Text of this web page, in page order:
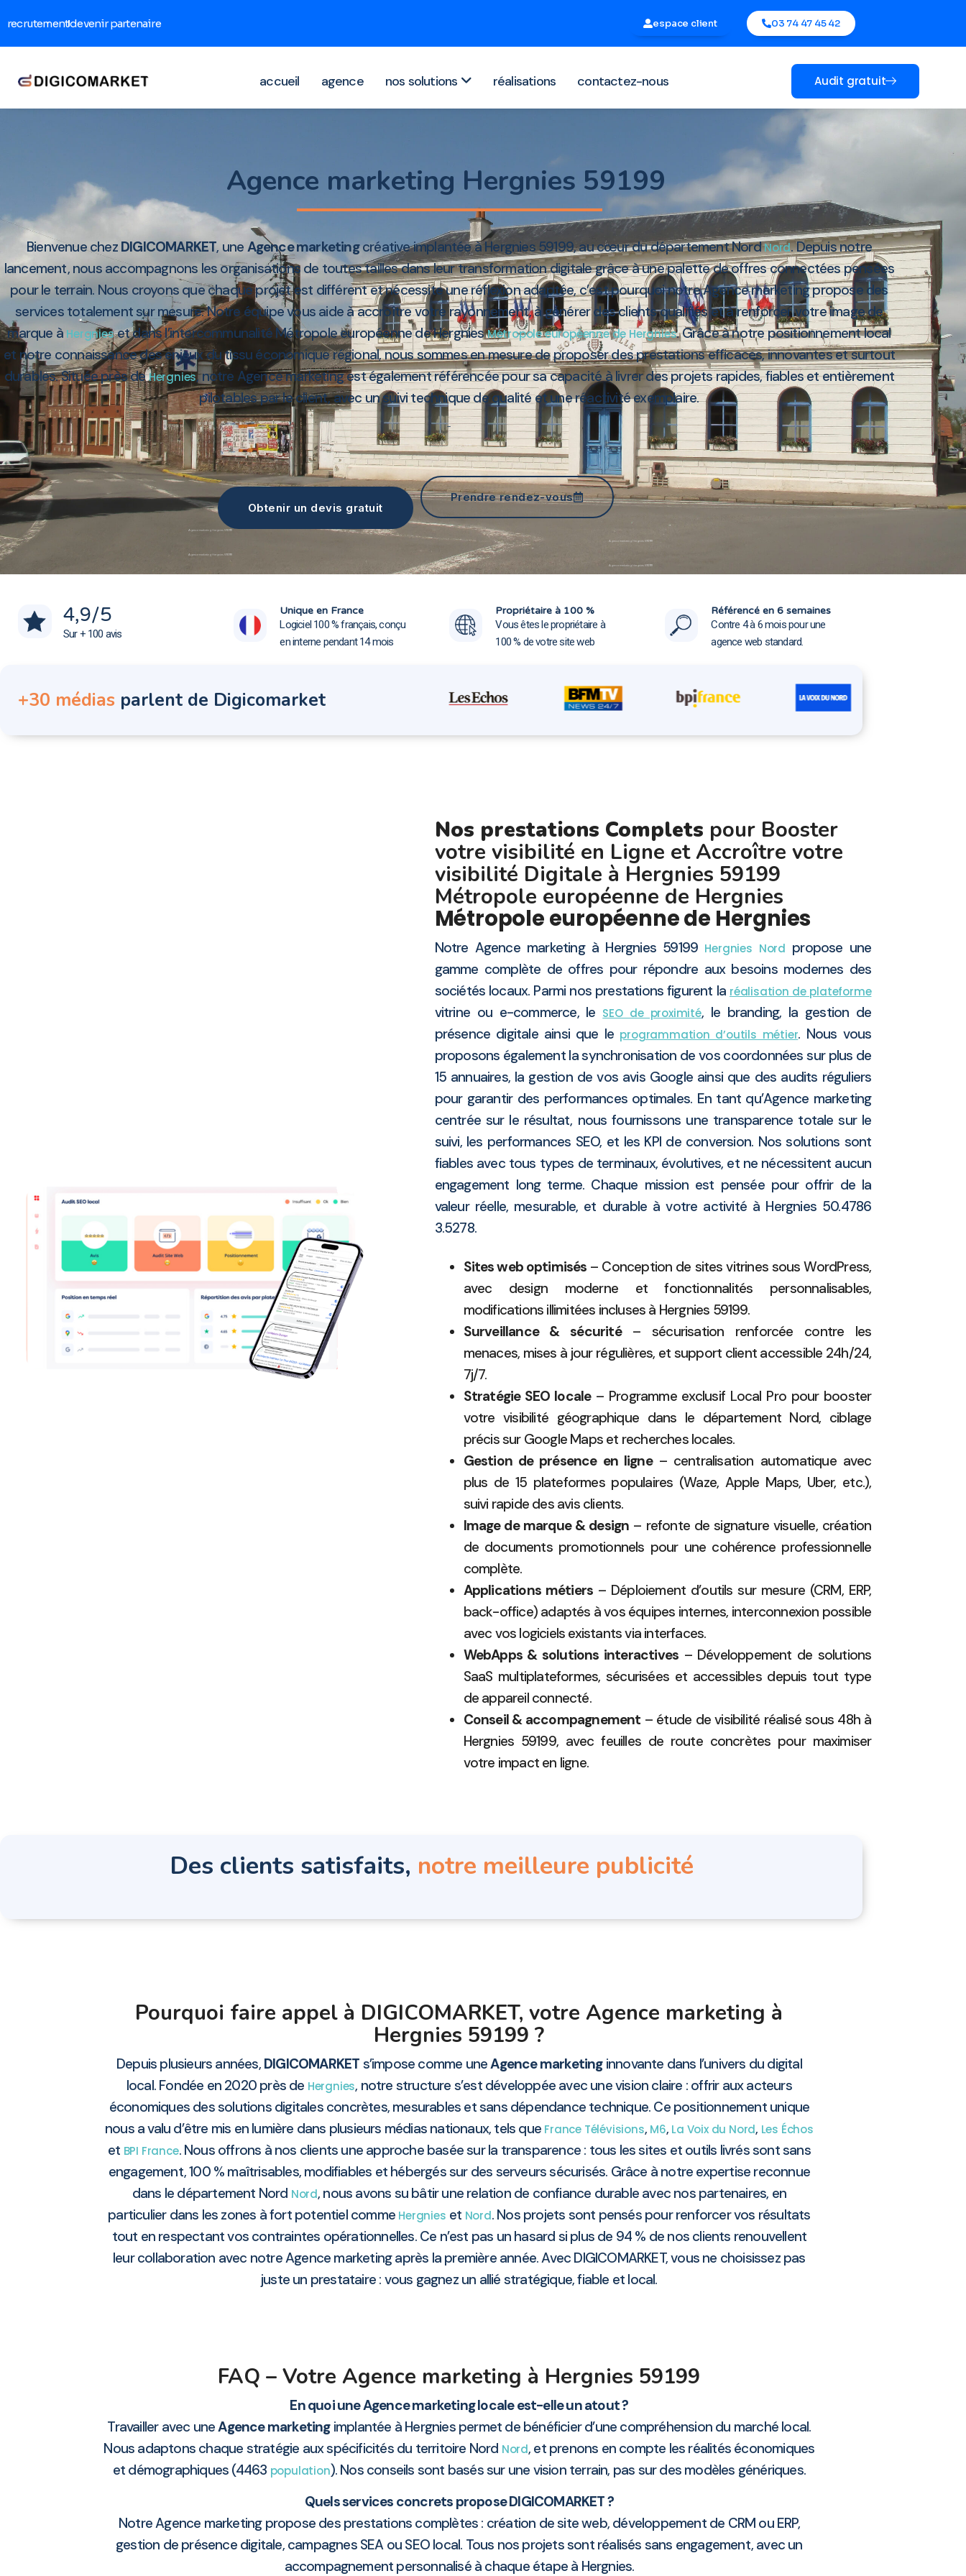
recrutementdevenir partenaire espace client 03 74 47 45 42
accueil agence nos solutions réalisations contactez-nous Audit gratuit
Agence marketing Hergnies 59199
Bienvenue chez DIGICOMARKET, une Agence marketingcréative implantée à Hergnies 59199, au cœur du département NordNord. Depuis notre
lancement, nous accompagnons les organisations de toutes tailles dans leur transformation digitale grâce à une palette de offres connectées pensées
pour le terrain. Nous croyons que chaque projet est différent et nécessite une réflexion adaptée, c’est pourquoi notre Agence marketing propose des
services totalement sur mesure. Notre équipe vous aide à accroître votre rayonnement, à générer des clients qualifiés et à renforcer votre image de
marque à Hergnieset dans l’intercommunalité Métropole européenne de HergniesMétropole européenne de Hergnies. Grâce à notre positionnement local
et notre connaissance des enjeux du tissu économique régional, nous sommes en mesure de proposer des prestations efficaces, innovantes et surtout
durables. Située près deHergnies, notre Agence marketing est également référencée pour sa capacité à livrer des projets rapides, fiables et entièrement
pilotables par le client, avec un suivi technique de qualité et une réactivité exemplaire.
Agence marketing Hergnies 59199
Obtenir un devis gratuit
Agence marketing Hergnies 59199
Agence marketing Hergnies 59199
Prendre rendez-vous
Agence marketing Hergnies 59199
Agence marketing Hergnies 59199
4,9/5
Sur + 100 avis
Unique en France
Logiciel 100 % français, conçu
en interne pendant 14 mois
Propriétaire à 100 %
Vous êtes le propriétaire à
100 % de votre site web
Référencé en 6 semaines
Contre 4 à 6 mois pour une
agence web standard.
+30 médias parlent de Digicomarket
Nos prestations Complets pour Booster
votre visibilité en Ligne et Accroître votre
visibilité Digitale à Hergnies 59199
Métropole européenne de Hergnies
Métropole européenne de Hergnies
Notre Agence marketing à Hergnies 59199 Hergnies Nord propose une
gamme complète de offres pour répondre aux besoins modernes des
sociétés locaux. Parmi nos prestations figurent la réalisation de plateforme
vitrine ou e-commerce, le SEO de proximité, le branding, la gestion de
présence digitale ainsi que le programmation d’outils métier. Nous vous
proposons également la synchronisation de vos coordonnées sur plus de
15 annuaires, la gestion de vos avis Google ainsi que des audits réguliers
pour garantir des performances optimales. En tant qu’Agence marketing
centrée sur le résultat, nous fournissons une transparence totale sur le
suivi, les performances SEO, et les KPI de conversion. Nos solutions sont
fiables avec tous types de terminaux, évolutives, et ne nécessitent aucun
engagement long terme. Chaque mission est pensée pour offrir de la
valeur réelle, mesurable, et durable à votre activité à Hergnies 50.4786
3.5278.
Sites web optimisés – Conception de sites vitrines sous WordPress,
avec design moderne et fonctionnalités personnalisables,
modifications illimitées incluses à Hergnies 59199.
Surveillance & sécurité– sécurisation renforcée contre les
menaces, mises à jour régulières, et support client accessible 24h/24,
7j/7.
Stratégie SEO locale– Programme exclusif Local Pro pour booster
votre visibilité géographique dans le département Nord, ciblage
précis sur Google Maps et recherches locales.
Gestion de présence en ligne– centralisation automatique avec
plus de 15 plateformes populaires (Waze, Apple Maps, Uber, etc.),
suivi rapide des avis clients.
Image de marque & design – refonte de signature visuelle, création
de documents promotionnels pour une cohérence professionnelle
complète.
Applications métiers – Déploiement d’outils sur mesure (CRM, ERP,
back-office) adaptés à vos équipes internes, interconnexion possible
avec vos logiciels existants via interfaces.
WebApps & solutions interactives – Développement de solutions
SaaS multiplateformes, sécurisées et accessibles depuis tout type
de appareil connecté.
Conseil & accompagnement – étude de visibilité réalisé sous 48h à
Hergnies 59199, avec feuilles de route concrètes pour maximiser
votre impact en ligne.
Des clients satisfaits, notre meilleure publicité
Pourquoi faire appel à DIGICOMARKET, votre Agence marketing à
Hergnies 59199 ?
Depuis plusieurs années, DIGICOMARKET s’impose comme uneAgence marketinginnovante dans l’univers du digital
local. Fondée en 2020 près de Hergnies, notre structure s’est développée avec une vision claire : offrir aux acteurs
économiques des solutions digitales concrètes, mesurables et sans dépendance technique. Ce positionnement unique
nous a valu d’être mis en lumière dans plusieurs médias nationaux, tels que France Télévisions, M6, La Voix du Nord, Les Échos
et BPI France. Nous offrons à nos clients une approche basée sur la transparence : tous les sites et outils livrés sont sans
engagement, 100 % maîtrisables, modifiables et hébergés sur des serveurs sécurisés. Grâce à notre expertise reconnue
dans le département Nord Nord, nous avons su bâtir une relation de confiance durable avec nos partenaires, en
particulier dans les zones à fort potentiel comme Hergnies et Nord. Nos projets sont pensés pour renforcer vos résultats
tout en respectant vos contraintes opérationnelles. Ce n’est pas un hasard si plus de 94 % de nos clients renouvellent
leur collaboration avec notre Agence marketing après la première année. Avec DIGICOMARKET, vous ne choisissez pas
juste un prestataire : vous gagnez un allié stratégique, fiable et local.
FAQ – Votre Agence marketing à Hergnies 59199
En quoi une Agence marketing locale est-elle un atout ?
Travailler avec uneAgence marketingimplantée à Hergnies permet de bénéficier d’une compréhension du marché local.
Nous adaptons chaque stratégie aux spécificités du territoire Nord Nord, et prenons en compte les réalités économiques
et démographiques (4463 population). Nos conseils sont basés sur une vision terrain, pas sur des modèles génériques.
Quels services concrets propose DIGICOMARKET ?
Notre Agence marketing propose des prestations complètes : création de site web, développement de CRM ou ERP,
gestion de présence digitale, campagnes SEA ou SEO local. Tous nos projets sont réalisés sans engagement, avec un
accompagnement personnalisé à chaque étape à Hergnies.